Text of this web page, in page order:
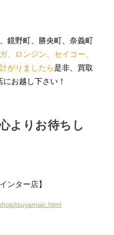
鏡野町、勝央町、奈義町
、ロンジン、セイコー、
がりましたら是非、買取
お越し下さい！
よりお待ちし
ンター店】
tsuyamaic.html